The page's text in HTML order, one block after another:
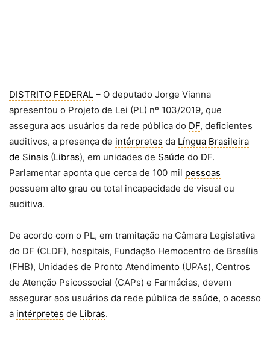
DISTRITO FEDERAL – O deputado Jorge Vianna
apresentou o Projeto de Lei (PL) nº 103/2019, que
assegura aos usuários da rede pública do DF, deficientes
auditivos, a presença de intérpretes da Língua Brasileira
de Sinais (Libras), em unidades de Saúde do DF.
Parlamentar aponta que cerca de 100 mil pessoas
possuem alto grau ou total incapacidade de visual ou
auditiva.
De acordo com o PL, em tramitação na Câmara Legislativa
do DF (CLDF), hospitais, Fundação Hemocentro de Brasília
(FHB), Unidades de Pronto Atendimento (UPAs), Centros
de Atenção Psicossocial (CAPs) e Farmácias, devem
assegurar aos usuários da rede pública de saúde, o acesso
a intérpretes de Libras.